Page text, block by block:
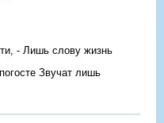
- Лишь слову жизнь
Звучат лишь